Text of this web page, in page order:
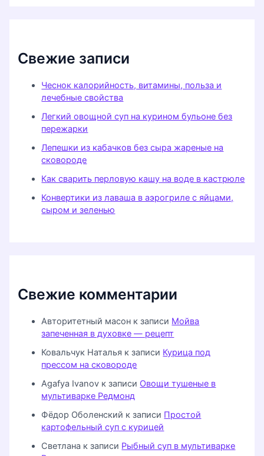
Свежие записи
Чеснок калорийность, витамины, польза и
лечебные свойства
Легкий овощной суп на курином бульоне без
пережарки
Лепешки из кабачков без сыра жареные на
сковороде
Как сварить перловую кашу на воде в кастрюле
Конвертики из лаваша в аэрогриле с яйцами,
сыром и зеленью
Свежие комментарии
Авторитетный масон к записи Мойва
запеченная в духовке — рецепт
Ковальчук Наталья к записи Курица под
прессом на сковороде
Agafya Ivanov к записи Овощи тушеные в
мультиварке Редмонд
Фёдор Оболенский к записи Простой
картофельный суп с курицей
Светлана к записи Рыбный суп в мультиварке